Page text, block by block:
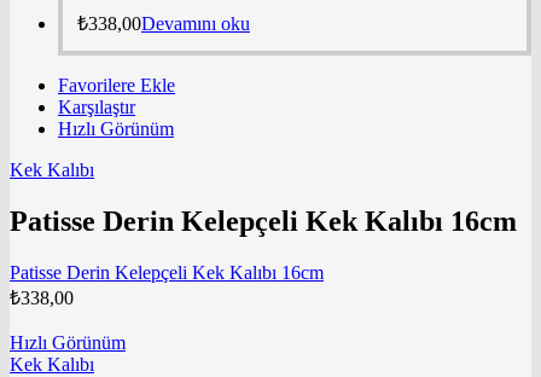
₺338,00Devamını oku
Favorilere Ekle
Karşılaştır
Hızlı Görünüm
Kek Kalıbı
Patisse Derin Kelepçeli Kek Kalıbı 16cm
Patisse Derin Kelepçeli Kek Kalıbı 16cm
₺338,00
Hızlı Görünüm
Kek Kalıbı